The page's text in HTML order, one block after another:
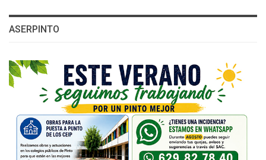
ASERPINTO